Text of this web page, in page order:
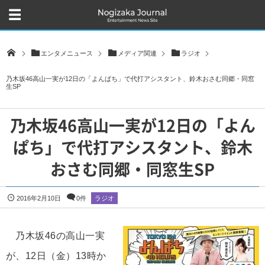
エンタメニュース メディア関連 ラジオ
乃木坂46高山一実が12日の「よんぱち」で代打アシスタント、鈴木おさむ同郷・同窓
生SP
乃木坂46高山一実が12日の「よん
ぱち」で代打アシスタント、鈴木
おさむ同郷・同窓生SP
2016年2月10日 0件 ラジオ
乃木坂46の高山一実
が、12日（金）13時か